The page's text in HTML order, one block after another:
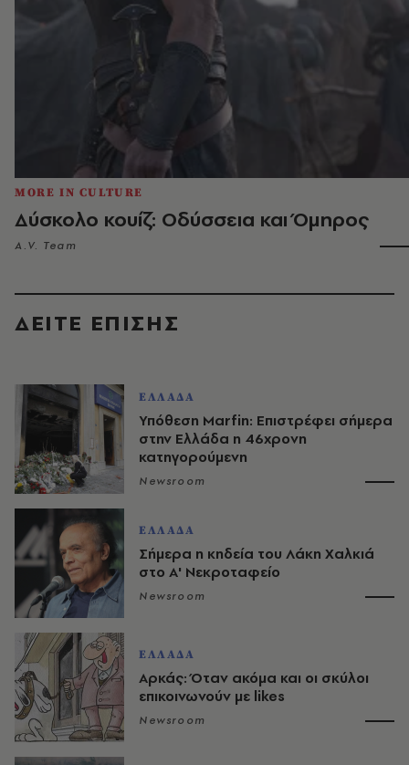
MORE IN CULTURE
Δύσκολο κουίζ: Οδύσσεια και Όμηρος
A.V. Team
ΔΕΙΤΕ ΕΠΙΣΗΣ
ΕΛΛΑΔΑ
Υπόθεση Marfin: Επιστρέφει σήμερα
στην Ελλάδα η 46χρονη
κατηγορούμενη
Newsroom
ΕΛΛΑΔΑ
Σήμερα η κηδεία του Λάκη Χαλκιά
στο Α' Νεκροταφείο
Newsroom
ΕΛΛΑΔΑ
Αρκάς: Όταν ακόμα και οι σκύλοι
επικοινωνούν με likes
Newsroom